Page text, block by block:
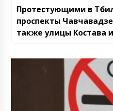
Протестующими в
проспекты
также улицы Костава